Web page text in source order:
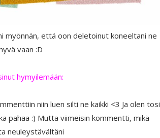
myönnän, että oon deletoinut koneeltani ne
vaan :D
hymyilemään:
niin luen silti ne kaikki <3 Ja olen tosi
pahaa :) Mutta viimeisin kommentti, mikä
neuleystävältäni